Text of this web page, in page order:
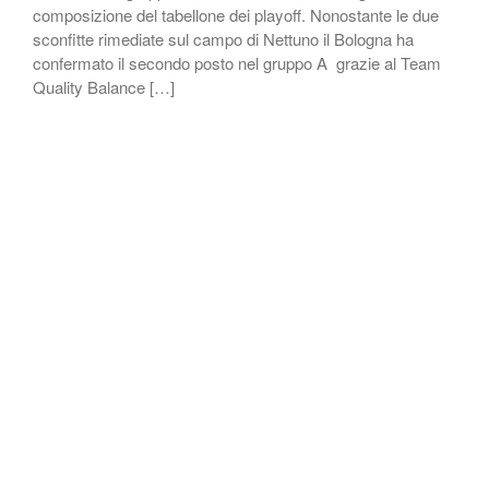
composizione del tabellone dei playoff. Nonostante le due
sconfitte rimediate sul campo di Nettuno il Bologna ha
confermato il secondo posto nel gruppo A grazie al Team
Quality Balance […]